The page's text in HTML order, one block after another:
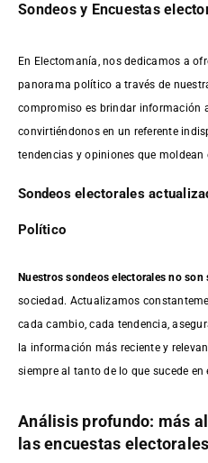
Sondeos y Encuestas
En Electomanía, nos dedicamos a
panorama político a través de
compromiso es brindar información
convirtiéndonos en un referente
tendencias y opiniones que
Sondeos electorales
Político
Nuestros sondeos electorales no son
sociedad. Actualizamos
cada cambio, cada tendencia,
la información más reciente y
siempre al tanto de lo que sucede
Análisis profundo: más
las encuestas electorales